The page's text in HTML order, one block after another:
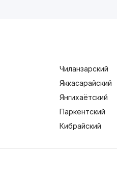
Чиланзарский
Яккасарайский
Янгихаётский
Паркентский
Кибрайский